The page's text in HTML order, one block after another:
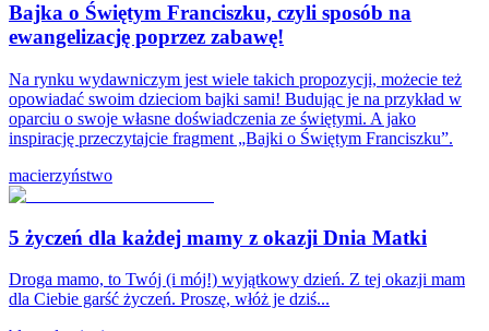
Bajka o Świętym Franciszku, czyli sposób na
ewangelizację poprzez zabawę!
Na rynku wydawniczym jest wiele takich propozycji, możecie też
opowiadać swoim dzieciom bajki sami! Budując je na przykład w
oparciu o swoje własne doświadczenia ze świętymi. A jako
inspirację przeczytajcie fragment „Bajki o Świętym Franciszku”.
macierzyństwo
5 życzeń dla każdej mamy z okazji Dnia Matki
Droga mamo, to Twój (i mój!) wyjątkowy dzień. Z tej okazji mam
dla Ciebie garść życzeń. Proszę, włóż je dziś...